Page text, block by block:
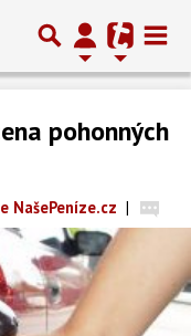
pohonných
NašePeníze.cz |